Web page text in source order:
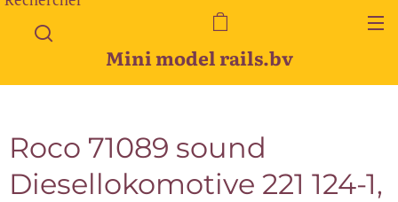
Mini model rails.bv
Roco 71089 sound
Diesellokomotive 221 124-1,